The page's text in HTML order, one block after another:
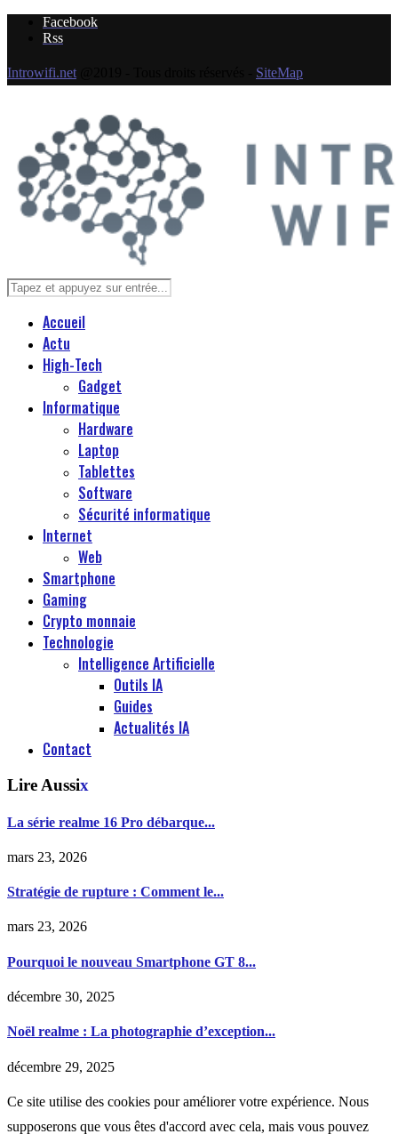
Facebook
Rss
Introwifi.net SiteMap
Accueil
Actu
High-Tech
Gadget
Informatique
Hardware
Laptop
Tablettes
Software
Sécurité informatique
Internet
Web
Smartphone
Gaming
Crypto monnaie
Technologie
Intelligence Artificielle
Outils IA
Guides
Actualités IA
Contact
Lire Aussix
La série realme 16 Pro débarque...
mars 23, 2026
Stratégie de rupture : Comment le...
mars 23, 2026
Pourquoi le nouveau Smartphone GT 8...
décembre 30, 2025
Noël realme : La photographie d’exception...
décembre 29, 2025
Ce site utilise des cookies pour améliorer votre expérience. Nous
supposerons que vous êtes d'accord avec cela, mais vous pouvez